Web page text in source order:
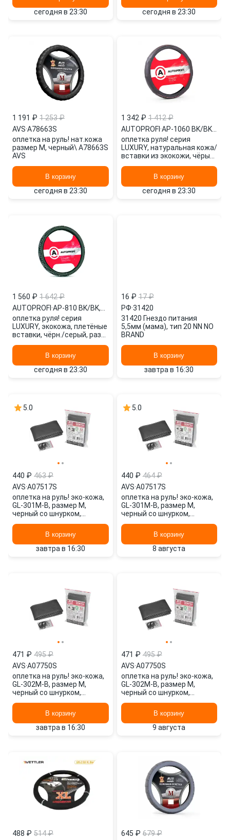
сегодня в 23:30 сегодня в 23:30
1 191 ₽ 1 253 ₽
AVS·A78663S
оплетка на руль! нат.кожа
размер M, черный\ A78663S
AVS
В корзину
сегодня в 23:30
1 342 ₽ 1 412 ₽
AUTOPROFI·
AP-1060 BK/BK (M)
оплетка руля! серия
LUXURY, натуральная кожа/
вставки из экокожи, чёрый,
AUTOPROFIВ корзину
сегодня в 23:30
1 560 ₽ 1 642 ₽
AUTOPROFI·
оплетка руля! серия
LUXURY, экокожа, плетёные
вставки, чёрн./серый, разм.
AUTOPROFIВ корзину
сегодня в 23:30
16 ₽ 17 ₽
РФ·31420
31420 Гнездо питания
5,5мм (мама), тип 20 NN NO
BRAND
В корзину
завтра в 16:30
5.0
440 ₽ 463 ₽
AVS·A07517S
оплетка на руль! эко-кожа,
GL-301M-B, размер M,
черный со шнурком,
В корзину
завтра в 16:30
5.0
440 ₽ 464 ₽
AVS·A07517S
оплетка на руль! эко-кожа,
GL-301M-B, размер M,
черный со шнурком,
В корзину
8 августа
471 ₽ 495 ₽
AVS·A07750S
оплетка на руль! эко-кожа,
GL-302M-B, размер M,
черный со шнурком,
A07750S AVSВ корзину
завтра в 16:30
471 ₽ 495 ₽
AVS·A07750S
оплетка на руль! эко-кожа,
GL-302M-B, размер M,
черный со шнурком,
A07750S AVSВ корзину
9 августа
488 ₽ 514 ₽
645 ₽ 679 ₽